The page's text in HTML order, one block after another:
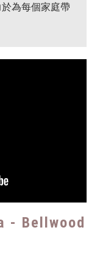
為每個家庭帶
- Bellwood